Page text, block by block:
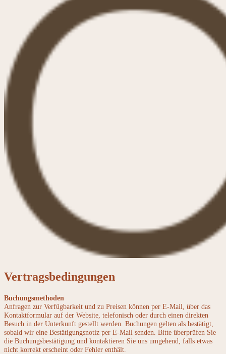
Vertragsbedingungen
Buchungsmethoden
Anfragen zur Verfügbarkeit und zu Preisen können per E-Mail, über das
Kontaktformular auf der Website, telefonisch oder durch einen direkten
Besuch in der Unterkunft gestellt werden. Buchungen gelten als bestätigt,
sobald wir eine Bestätigungsnotiz per E-Mail senden. Bitte überprüfen Sie
die Buchungsbestätigung und kontaktieren Sie uns umgehend, falls etwas
nicht korrekt erscheint oder Fehler enthält.